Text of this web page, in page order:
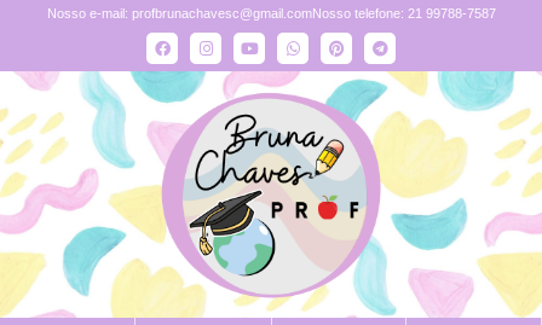
Nosso e-mail: profbrunachavesc@gmail.comNosso telefone: 21 99788-7587